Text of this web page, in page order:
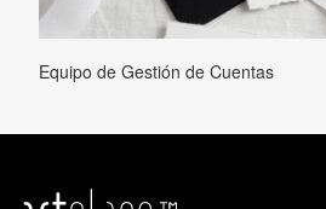
Equipo de Gestión de Cuentas